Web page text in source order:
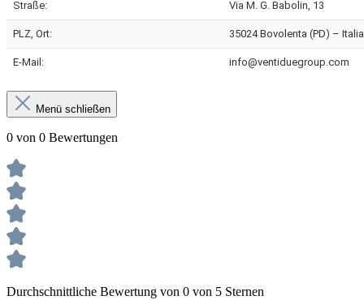
Straße: Via M. G. Babolin, 13
PLZ, Ort: 35024 Bovolenta (PD) – Italia
E-Mail: info@ventiduegroup.com
Menü schließen
0 von 0 Bewertungen
Durchschnittliche Bewertung von 0 von 5 Sternen